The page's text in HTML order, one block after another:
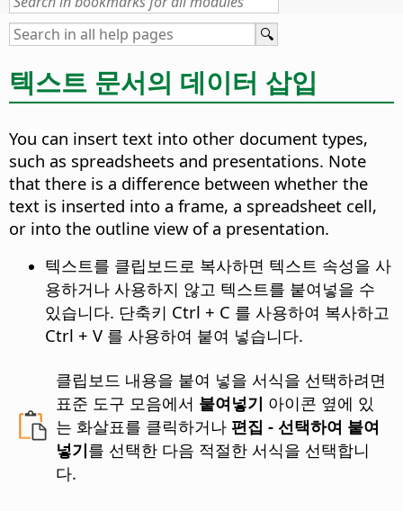
텍스트 문서의 데이터 삽입
You can insert text into other document types,
such as spreadsheets and presentations. Note
that there is a difference between whether the
text is inserted into a frame, a spreadsheet cell,
or into the outline view of a presentation.
텍스트를 클립보드로 복사하면 텍스트 속성을 사
용하거나 사용하지 않고 텍스트를 붙여넣을 수
있습니다. 단축키 Ctrl + C 를 사용하여 복사하고
Ctrl + V 를 사용하여 붙여 넣습니다.
클립보드 내용을 붙여 넣을 서식을 선택하려면
표준 도구 모음에서 붙여넣기 아이콘 옆에 있
는 화살표를 클릭하거나 편집 - 선택하여 붙여
넣기를 선택한 다음 적절한 서식을 선택합니
다.